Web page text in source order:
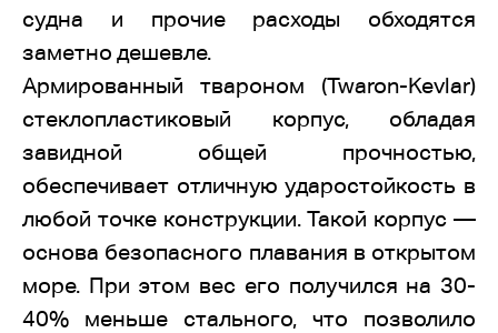
судна и прочие расходы обходятся
заметно дешевле.
Армированный твароном (Twaron-Kevlar)
стеклопластиковый корпус, обладая
завидной общей прочностью,
обеспечивает отличную ударостойкость в
любой точке конструкции. Такой корпус —
основа безопасного плавания в открытом
море. При этом вес его получился на 30-
40% меньше стального, что позволило